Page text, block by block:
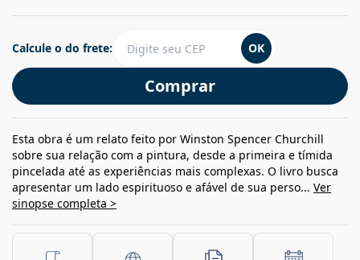
Comprar
Calcule o do frete: OK
Esta obra é um relato feito por Winston Spencer Churchill
sobre sua relação com a pintura, desde a primeira e tímida
pincelada até as experiências mais complexas. O livro busca
apresentar um lado espirituoso e afável de sua perso... Ver
sinopse completa >